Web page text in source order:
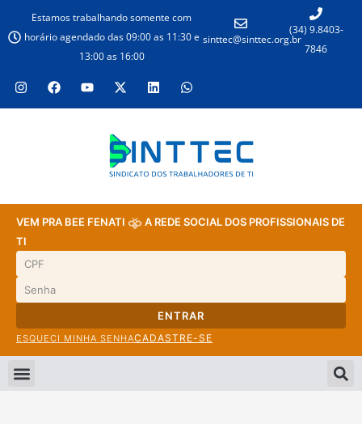
Estamos trabalhando somente com
horário agendado das 09:00 as 11:30 e
13:00 as 16:00
sinttec@sinttec.org.br
(34) 9.8403-
7846
VEM PRA BEE FENATI
A REDE SOCIAL DOS PROFISSIONAIS DE
TI
ENTRAR
ESQUECI MINHA SENHACADASTRE-SE